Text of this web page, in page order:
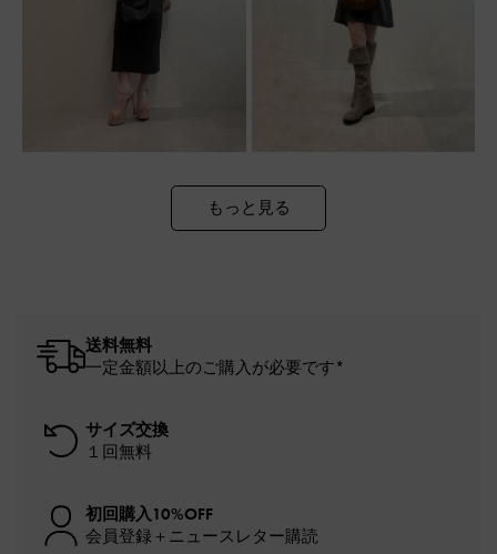
もっと見る
送料無料
一定金額以上のご購入が必要です*
サイズ交換
１回無料
初回購入10%OFF
会員登録＋ニュースレター購読